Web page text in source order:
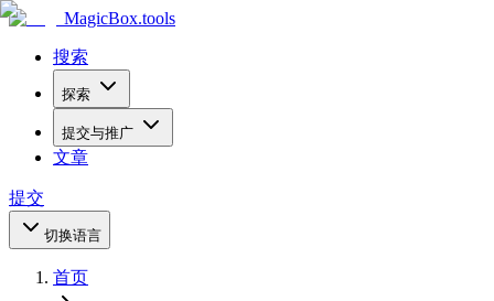
MagicBox.tools
搜索
探索
提交与推广
文章
提交
切换语言
首页